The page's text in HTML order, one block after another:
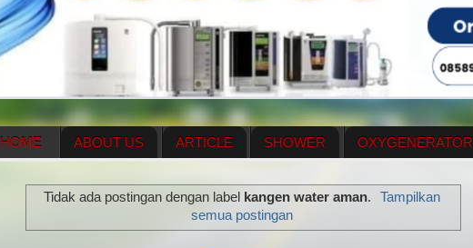
HOME ABOUT US ARTICLE SHOWER OXYGENERATOR
ENAGIC COMPENSATION PLAN MENUS
Tidak ada postingan dengan label kangen water aman.
Tampilkan
semua postingan